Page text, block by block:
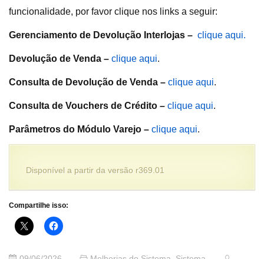
funcionalidade, por favor clique nos links a seguir:
Gerenciamento de Devolução Interlojas – clique aqui.
Devolução de Venda – clique aqui.
Consulta de Devolução de Venda – clique aqui.
Consulta de Vouchers de Crédito – clique aqui.
Parâmetros do Módulo Varejo – clique aqui.
Disponível a partir da versão r369.01
Compartilhe isso: